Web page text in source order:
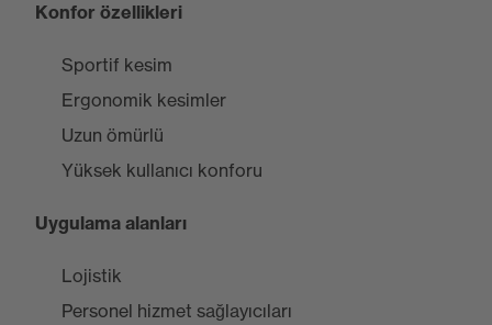
Konfor özellikleri
Sportif kesim
Ergonomik kesimler
Uzun ömürlü
Yüksek kullanıcı konforu
Uygulama alanları
Lojistik
Personel hizmet sağlayıcıları